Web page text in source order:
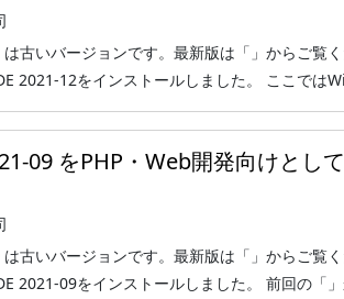
古いバージョンです。最新版は「」からご覧
2021-12をインストールしました。 ここでは
09 をPHP・Web開発向けとし
古いバージョンです。最新版は「」からご覧
2021-09をインストールしました。 前回の「